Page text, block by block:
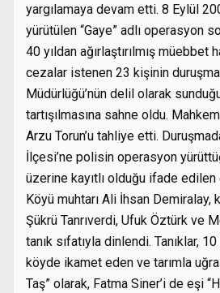
yargılamaya devam etti. 8 Eylül
yürütülen “Gaye” adlı operasyon
40 yıldan ağırlaştırılmış müebbet
cezalar istenen 23 kişinin
Müdürlüğü’nün delil olarak
tartışılmasına sahne oldu.
Arzu Torun’u tahliye etti.
İlçesi’ne polisin operasyon
üzerine kayıtlı olduğu ifade edilen
Köyü muhtarı Ali İhsan Demiralay,
Şükrü Tanrıverdi, Ufuk Öztürk ve
tanık sıfatıyla dinlendi. Tanıklar,
köyde ikamet eden ve tarımla
Taş” olarak, Fatma Siner’i de eşi